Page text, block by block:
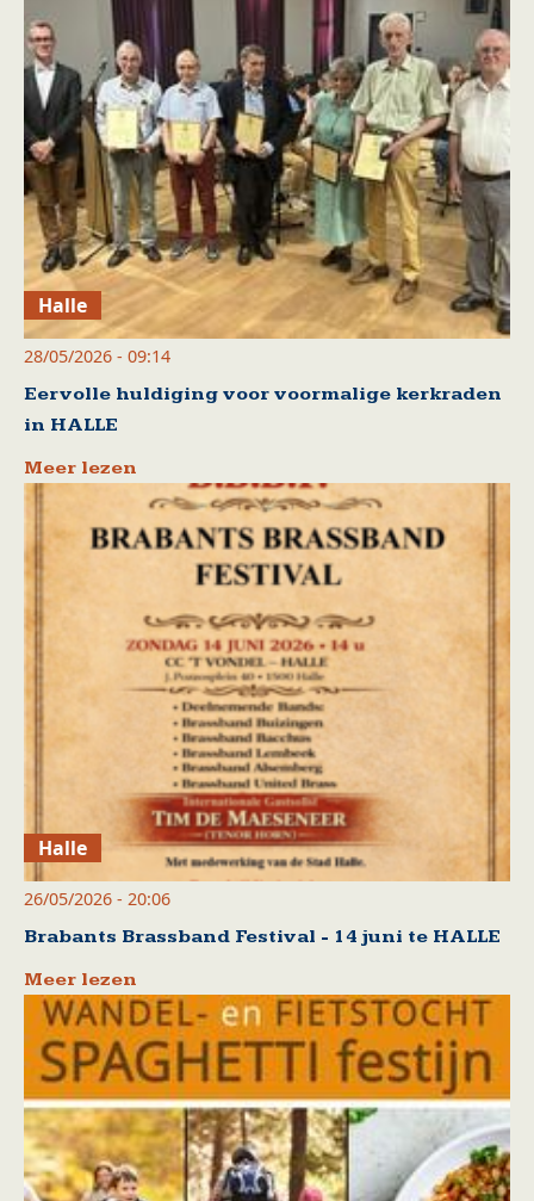
Halle
28/05/2026 - 09:14
Eervolle huldiging voor voormalige kerkraden
in HALLE
Meer lezen
Halle
26/05/2026 - 20:06
Brabants Brassband Festival - 14 juni te HALLE
Meer lezen